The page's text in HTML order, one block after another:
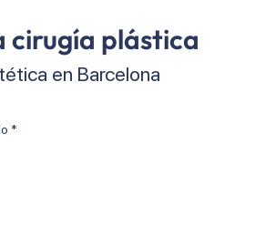
cirugía plástica
en Barcelona